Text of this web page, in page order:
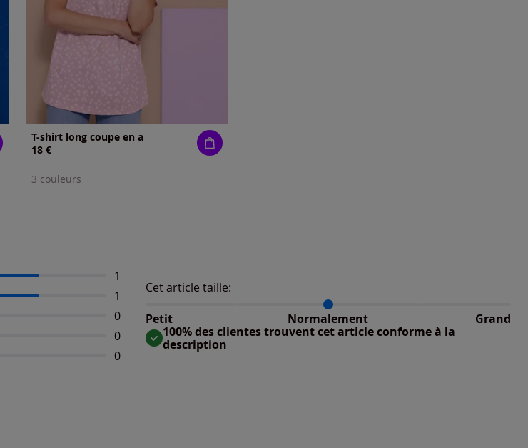
T-shirt long coupe en a
18 €
3 couleurs
Nombre d'avis :
1
Nombre d'avis :
1
Aucun avis disponible
0
Aucun avis disponible
0
Aucun avis disponible
0
Cet article taille:
Petit
Normalement Grand
Répartition du taillant selon les avis clients
Taille grand : 0%
100% des clientes trouvent cet article conforme à la
description